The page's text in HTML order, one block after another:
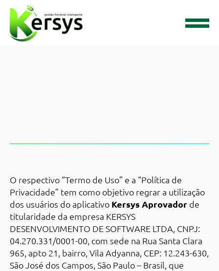
O respectivo “Termo de Uso” e a “Política de
Privacidade” tem como objetivo regrar a utilização
dos usuários do aplicativo Kersys Aprovador de
titularidade da empresa KERSYS
DESENVOLVIMENTO DE SOFTWARE LTDA, CNPJ:
04.270.331/0001-00, com sede na Rua Santa Clara
965, apto 21, bairro, Vila Adyanna, CEP: 12.243-630,
São José dos Campos, São Paulo – Brasil, que